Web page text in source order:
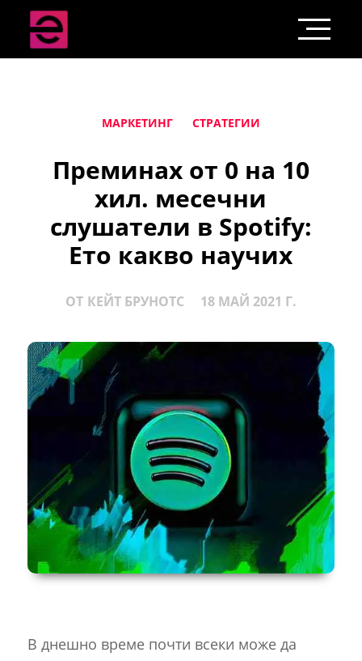
МАРКЕТИНГ СТРАТЕГИИ
Преминах от 0 на 10
хил. месечни
слушатели в Spotify:
Ето какво научих
ОТ КЕЙТ БРУНОТС 18 МАЙ 2021 Г.
В днешно време почти всеки може да